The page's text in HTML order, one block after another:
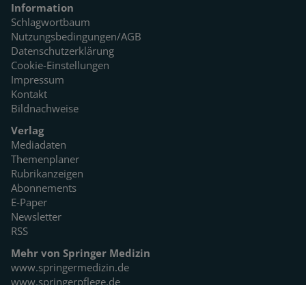
Information
Schlagwortbaum
Nutzungsbedingungen/AGB
Datenschutzerklärung
Cookie-Einstellungen
Impressum
Kontakt
Bildnachweise
Verlag
Mediadaten
Themenplaner
Rubrikanzeigen
Abonnements
E-Paper
Newsletter
RSS
Mehr von Springer Medizin
www.springermedizin.de
www.springerpflege.de